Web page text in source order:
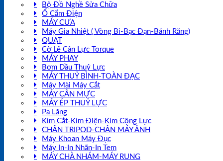
Bộ Đồ Nghề Sửa Chữa
Ổ Cắm Điện
MÁY CƯA
Máy Gia Nhiệt ( Vòng Bi-Bạc Đạn-Bánh Răng)
QUẠT
Cờ Lê Cân Lực Torque
MÁY PHAY
Bơm Dầu Thuỷ Lực
MÁY THUỶ BÌNH-TOÀN ĐẠC
Máy Mài Máy Cắt
MÁY CÂN MỰC
MÁY ÉP THUỶ LỰC
Pa Lăng
Kìm Cắt-Kìm Điện-Kìm Cộng Lực
CHÂN TRIPOD-CHÂN MÁY ẢNH
Máy Khoan Máy Đục
Máy In-In Nhãn-In Tem
MÁY CHÀ NHÁM-MÁY RUNG